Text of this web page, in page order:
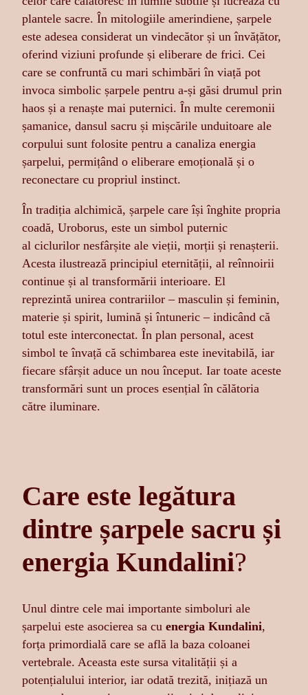
plantele sacre. În mitologiile amerindiene, șarpele
este adesea considerat un vindecător și un învățător,
oferind viziuni profunde și eliberare de frici. Cei
care se confruntă cu mari schimbări în viață pot
invoca simbolic șarpele pentru a-și găsi drumul prin
haos și a renaște mai puternici. În multe ceremonii
șamanice, dansul sacru și mișcările unduitoare ale
corpului sunt folosite pentru a canaliza energia
șarpelui, permițând o eliberare emoțională și o
reconectare cu propriul instinct.
În tradiția alchimică, șarpele care își înghite propria
coadă, Uroborus, este un simbol puternic
al ciclurilor nesfârșite ale vieții, morții și renașterii.
Acesta ilustrează principiul eternității, al reînnoirii
continue și al transformării interioare. El
reprezintă unirea contrariilor – masculin și feminin,
materie și spirit, lumină și întuneric – indicând că
totul este interconectat. În plan personal, acest
simbol te învață că schimbarea este inevitabilă, iar
fiecare sfârșit aduce un nou început. Iar toate aceste
transformări sunt un proces esențial în călătoria
către iluminare.
Care este legătura
dintre șarpele sacru și
energia Kundalini?
Unul dintre cele mai importante simboluri ale
șarpelui este asocierea sa cu energia Kundalini,
forța primordială care se află la baza coloanei
vertebrale. Aceasta este sursa vitalității și a
potențialului interior, iar odată trezită, inițiază un